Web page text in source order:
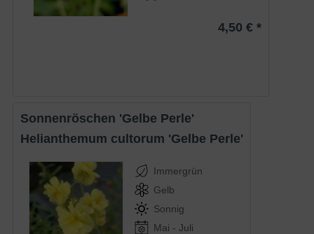
4,50 € *
Sonnenröschen 'Gelbe Perle'
Helianthemum cultorum 'Gelbe Perle'
Immergrün
Gelb
Sonnig
Mai - Juli